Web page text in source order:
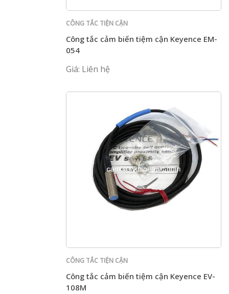
CÔNG TẮC TIỆN CẬN
Công tắc cảm biến tiệm cận Keyence EM-
054
Giá: Liên hệ
CÔNG TẮC TIỆN CẬN
Công tắc cảm biến tiệm cận Keyence EV-
108M